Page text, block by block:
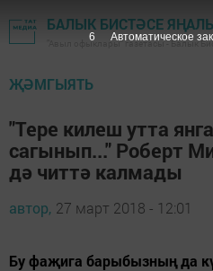
БАЛЫК БИСТӘСЕ
"Авыл офыклары" газетасы - Балык
ҖӘМГЫЯТЬ
"Тере килеш утта
сагынып..." Роберт
дә читтә калмады
автор, 27 март 2018 - 12:01
Бу фаҗига барыбызның да
6 Автоматическое